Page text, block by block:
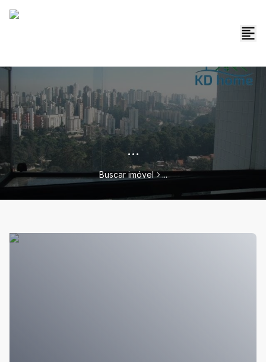
...
Buscar imóvel ...